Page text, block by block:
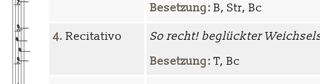
Besetzung: B, Str, Bc
4. Recitativo
So recht! beglückter
Besetzung: T, Bc